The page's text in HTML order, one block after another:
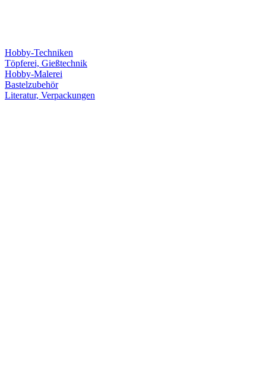
Hobby-Techniken
Töpferei, Gießtechnik
Hobby-Malerei
Bastelzubehör
Literatur, Verpackungen